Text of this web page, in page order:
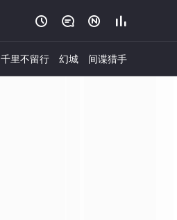
   
千里不留行 幻城 间谍猎手